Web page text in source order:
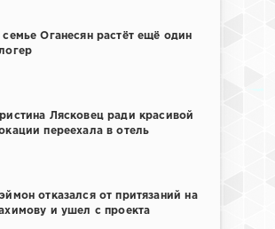
семье Оганесян растёт ещё один
Лясковец ради красивой
переехала в отель
отказался от притязаний на
и ушел с проекта